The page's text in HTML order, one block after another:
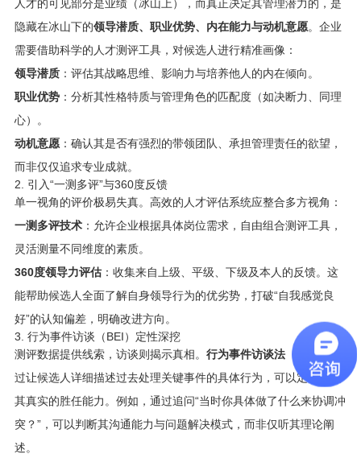
人才的可见部分是业绩（冰山上），而真正决定其管理潜力的，是
隐藏在冰山下的领导潜质、职业优势、内在能力与动机意愿。企业
需要借助科学的人才测评工具，对候选人进行精准画像：
领导潜质：评估其战略思维、影响力与培养他人的内在倾向。
职业优势：分析其性格特质与管理角色的匹配度（如决断力、同理
心）。
动机意愿：确认其是否有强烈的带领团队、承担管理责任的欲望，
而非仅仅追求专业成就。
2. 引入“一测多评”与360度反馈
单一视角的评价极易失真。高效的人才评估系统应整合多方视角：
一测多评技术：允许企业根据具体岗位需求，自由组合测评工具，
灵活测量不同维度的素质。
360度领导力评估：收集来自上级、平级、下级及本人的反馈。这
能帮助候选人全面了解自身领导行为的优劣势，打破“自我感觉良
好”的认知偏差，明确改进方向。
3. 行为事件访谈（BEI）定性深挖
测评数据提供线索，访谈则揭示真相。 行为事件访谈法（BEI）通
过让候选人详细描述过去处理关键事件的具体行为，可以定性评估
其真实的胜任能力。例如，通过追问“当时你具体做了什么来协调冲
突？”，可以判断其沟通能力与问题解决模式，而非仅听其理论阐
述。